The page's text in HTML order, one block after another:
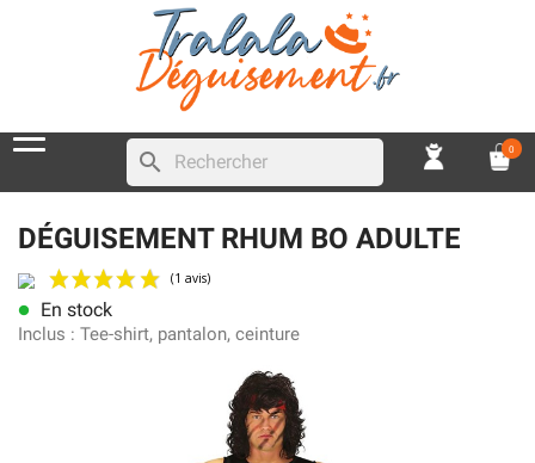
search 0
DÉGUISEMENT RHUM BO ADULTE
(1 avis)
lens En stock
Inclus : Tee-shirt, pantalon, ceinture